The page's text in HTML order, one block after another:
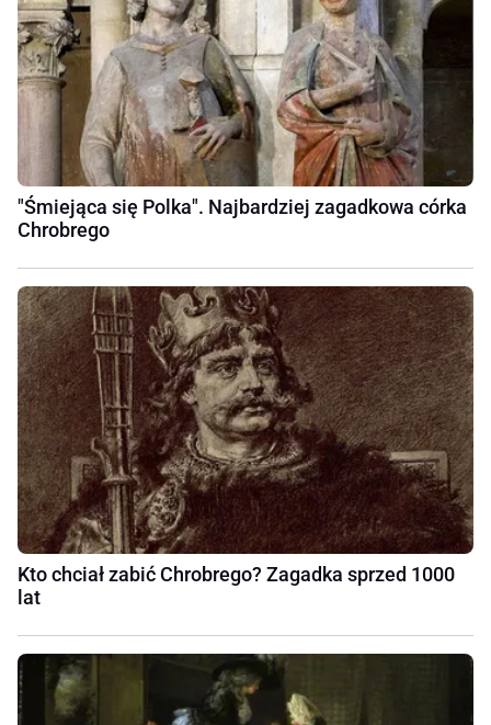
"Śmiejąca się Polka". Najbardziej zagadkowa córka
Chrobrego
Kto chciał zabić Chrobrego? Zagadka sprzed 1000
lat